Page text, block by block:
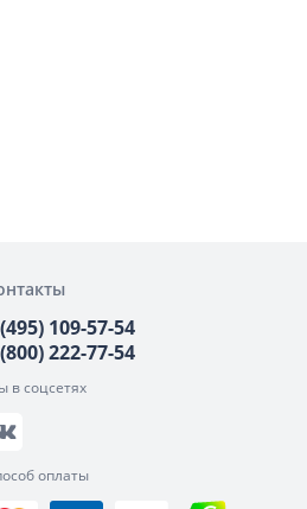
109-57-54
222-77-54
в соцсетях
оплаты